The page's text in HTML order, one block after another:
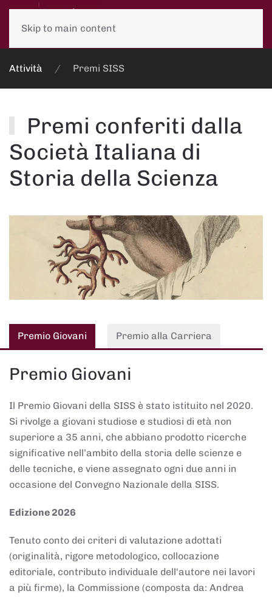
Skip to main content
Attività Premi SISS
Premi conferiti dalla
Società Italiana di
Storia della Scienza
Premio Giovani Premio alla Carriera
Premio Giovani
Il Premio Giovani della SISS è stato istituito nel 2020.
Si rivolge a giovani studiose e studiosi di età non
superiore a 35 anni, che abbiano prodotto ricerche
significative nell’ambito della storia delle scienze e
delle tecniche, e viene assegnato ogni due anni in
occasione del Convegno Nazionale della SISS.
Edizione 2026
Tenuto conto dei criteri di valutazione adottati
(originalità, rigore metodologico, collocazione
editoriale, contributo individuale dell'autore nei lavori
a più firme), la Commissione (composta da: Andrea